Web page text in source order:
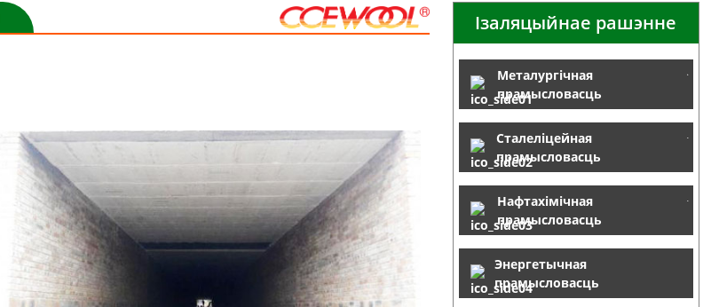
Ізаляцыйнае рашэнне
Металургічная
прамысловасць
Сталеліцейная
прамысловасць
Нафтахімічная
прамысловасць
Энергетычная
прамысловасць